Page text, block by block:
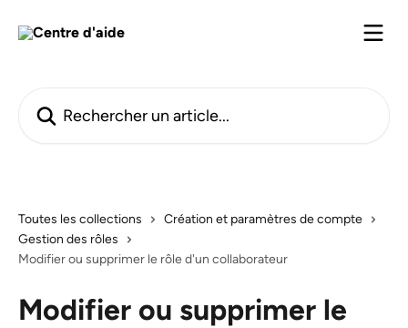
Toutes les collections
Création et paramètres de compte
Gestion des rôles
Modifier ou supprimer le rôle d'un collaborateur
Modifier ou supprimer le